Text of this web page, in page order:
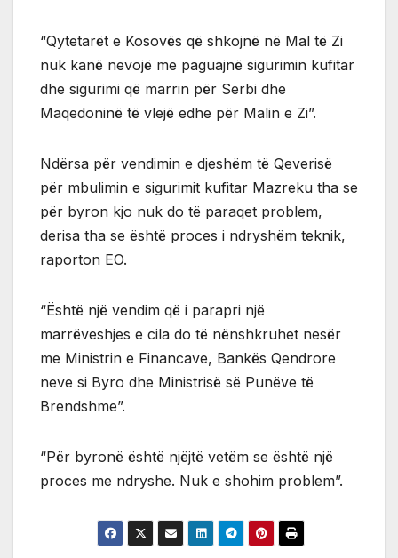
“Qytetarët e Kosovës që shkojnë në Mal të Zi
nuk kanë nevojë me paguajnë sigurimin kufitar
dhe sigurimi që marrin për Serbi dhe
Maqedoninë të vlejë edhe për Malin e Zi”.
Ndërsa për vendimin e djeshëm të Qeverisë
për mbulimin e sigurimit kufitar Mazreku tha se
për byron kjo nuk do të paraqet problem,
derisa tha se është proces i ndryshëm teknik,
raporton EO.
“Është një vendim që i parapri një
marrëveshjes e cila do të nënshkruhet nesër
me Ministrin e Financave, Bankës Qendrore
neve si Byro dhe Ministrisë së Punëve të
Brendshme”.
“Për byronë është njëjtë vetëm se është një
proces me ndryshe. Nuk e shohim problem”.